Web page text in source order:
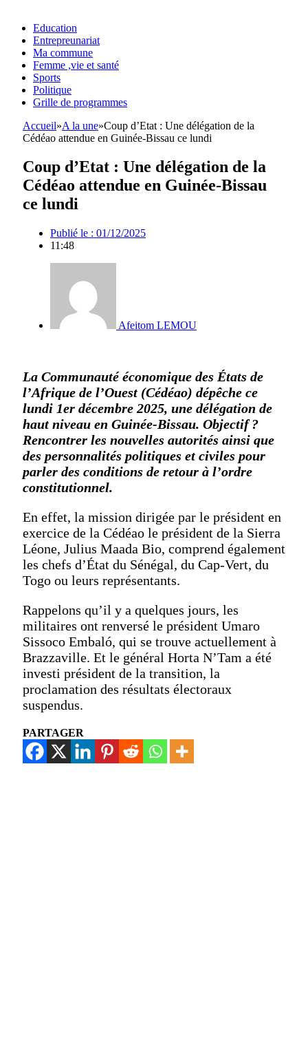
Education
Entrepreunariat
Ma commune
Femme ,vie et santé
Sports
Politique
Grille de programmes
Accueil»A la une»Coup d’Etat : Une délégation de la
Cédéao attendue en Guinée-Bissau ce lundi
Coup d’Etat : Une délégation de la
Cédéao attendue en Guinée-Bissau
ce lundi
Publié le : 01/12/2025
11:48
Afeitom LEMOU
La Communauté économique des États de
l’Afrique de l’Ouest (Cédéao) dépêche ce
lundi 1er décembre 2025, une délégation de
haut niveau en Guinée-Bissau. Objectif ?
Rencontrer les nouvelles autorités ainsi que
des personnalités politiques et civiles pour
parler des conditions de retour à l’ordre
constitutionnel.
En effet, la mission dirigée par le président en
exercice de la Cédéao le président de la Sierra
Léone, Julius Maada Bio, comprend également
les chefs d’État du Sénégal, du Cap-Vert, du
Togo ou leurs représentants.
Rappelons qu’il y a quelques jours, les
militaires ont renversé le président Umaro
Sissoco Embaló, qui se trouve actuellement à
Brazzaville. Et le général Horta N’Tam a été
investi président de la transition, la
proclamation des résultats électoraux
suspendus.
PARTAGER